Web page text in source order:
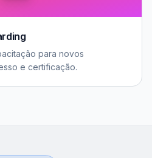
para novos
e certificação.